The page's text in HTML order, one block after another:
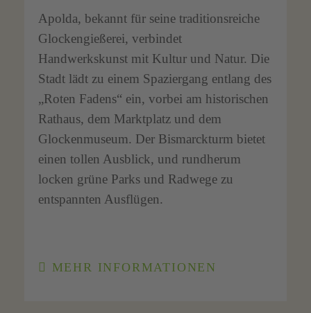
Apolda, bekannt für seine traditionsreiche
Glockengießerei, verbindet
Handwerkskunst mit Kultur und Natur. Die
Stadt lädt zu einem Spaziergang entlang des
„Roten Fadens“ ein, vorbei am historischen
Rathaus, dem Marktplatz und dem
Glockenmuseum. Der Bismarckturm bietet
einen tollen Ausblick, und rundherum
locken grüne Parks und Radwege zu
entspannten Ausflügen.
MEHR INFORMATIONEN